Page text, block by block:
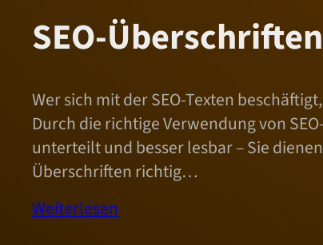
SEO-
Wer sich mit der SEO-Texten
Durch die richtige Verwendung von
unterteilt und besser lesbar – Sie
Überschriften richtig…
Weiterlesen